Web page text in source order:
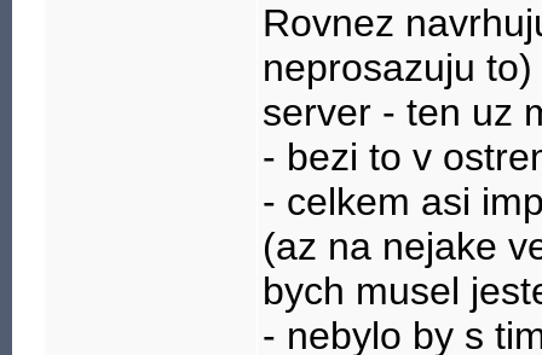
Rovnez
neprosazuju
server - ten uz
- bezi to v
- celkem asi
(az na nejake
bych musel
- nebylo by s